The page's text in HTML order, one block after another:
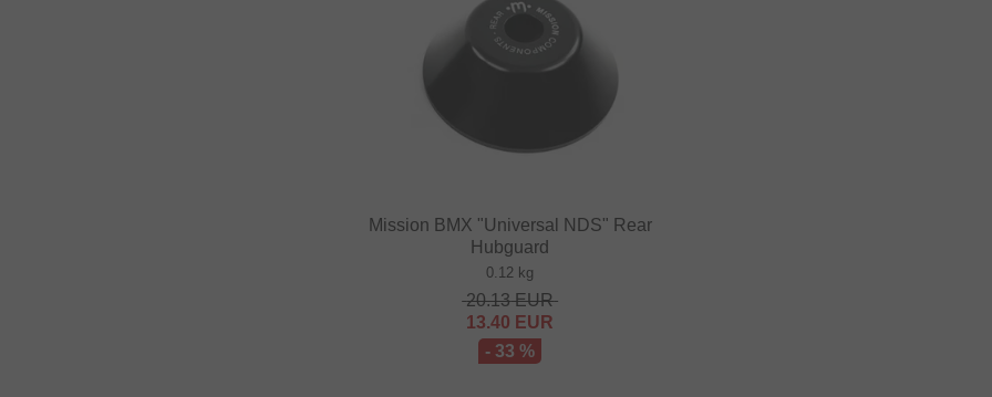
Mission BMX "Universal NDS" Rear
Hubguard
0.12 kg
20.13EUR
13.40 EUR
- 33 %